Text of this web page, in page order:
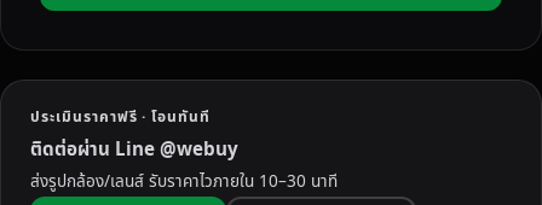
ช
สี
ม
(
โ
ประเมินราคาฟรี · โอนทันที
ติดต่อผ่าน Line @webuy
ส่งรูปกล้อง/เลนส์ รับราคาไวภายใน 10–30 นาที